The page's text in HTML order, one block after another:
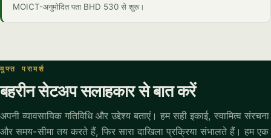
MOICT-अनुमोदित पता BHD 530 से शुरू।
मुफ्त परामर्श
बहरीन सेटअप सलाहकार से बात करें
अपनी व्यावसायिक गतिविधि और उद्देश्य बताएं। हम सही इकाई, स्वामित्व संरचना
और समय-सीमा तय करते हैं, फिर सारा दाखिला प्रक्रिया संभालते हैं। हम एक